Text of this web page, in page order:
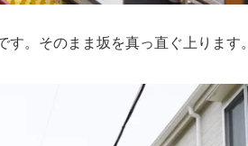
す。そのまま坂を真っ直ぐ上ります